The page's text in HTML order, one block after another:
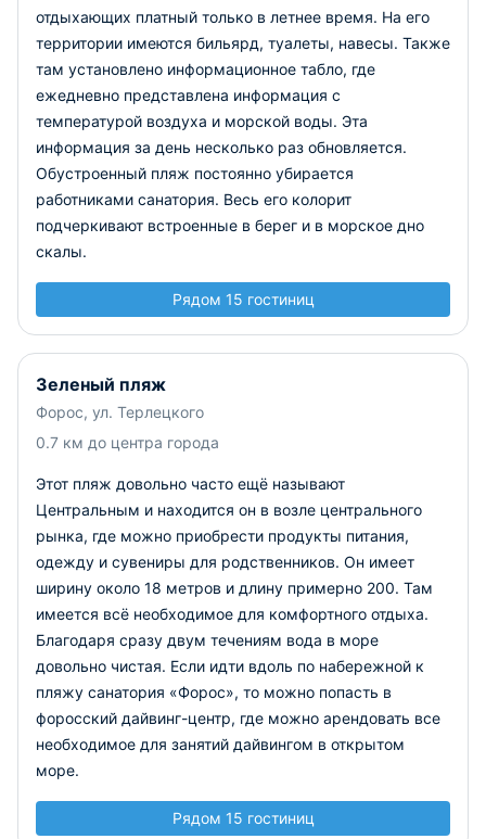
отдыхающих платный только в летнее время. На его
территории имеются бильярд, туалеты, навесы. Также
там установлено информационное табло, где
ежедневно представлена информация с
температурой воздуха и морской воды. Эта
информация за день несколько раз обновляется.
Обустроенный пляж постоянно убирается
работниками санатория. Весь его колорит
подчеркивают встроенные в берег и в морское дно
скалы.
Рядом 15 гостиниц
Зеленый пляж
Форос, ул. Терлецкого
0.7 км до центра города
Этот пляж довольно часто ещё называют
Центральным и находится он в возле центрального
рынка, где можно приобрести продукты питания,
одежду и сувениры для родственников. Он имеет
ширину около 18 метров и длину примерно 200. Там
имеется всё необходимое для комфортного отдыха.
Благодаря сразу двум течениям вода в море
довольно чистая. Если идти вдоль по набережной к
пляжу санатория «Форос», то можно попасть в
форосский дайвинг-центр, где можно арендовать все
необходимое для занятий дайвингом в открытом
море.
Рядом 15 гостиниц